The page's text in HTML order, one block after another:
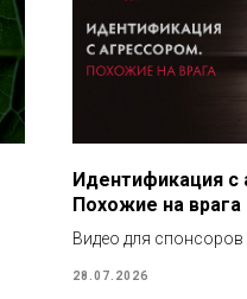
Идентификация с
Похожие на врага
Видео для спонсоров
28.07.2026